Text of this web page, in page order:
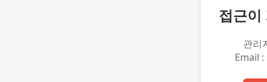
접근이
관리
Email